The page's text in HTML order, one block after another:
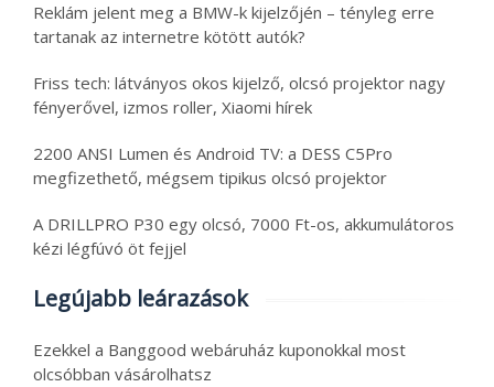
Reklám jelent meg a BMW-k kijelzőjén – tényleg erre
tartanak az internetre kötött autók?
Friss tech: látványos okos kijelző, olcsó projektor nagy
fényerővel, izmos roller, Xiaomi hírek
2200 ANSI Lumen és Android TV: a DESS C5Pro
megfizethető, mégsem tipikus olcsó projektor
A DRILLPRO P30 egy olcsó, 7000 Ft-os, akkumulátoros
kézi légfúvó öt fejjel
Legújabb leárazások
Ezekkel a Banggood webáruház kuponokkal most
olcsóbban vásárolhatsz